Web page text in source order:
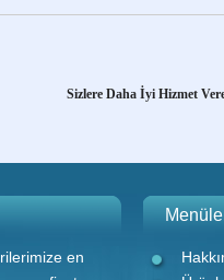
Sizlere Daha İyi Hizmet
Yağlı Boya
en